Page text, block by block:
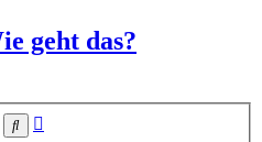
geht das?
Suche